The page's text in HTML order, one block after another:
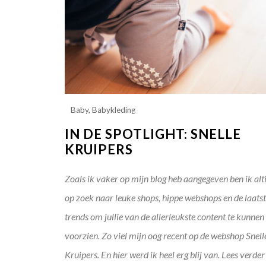
Baby,Babykleding
IN DE SPOTLIGHT: SNELLE
KRUIPERS
Zoals ik vaker op mijn blog heb aangegeven ben ik
op zoek naar leuke shops, hippe webshops en de
trends om jullie van de allerleukste content te kunnen
voorzien. Zo viel mijn oog recent op de webshop
Kruipers. En hier werd ik heel erg blij van. Lees verder